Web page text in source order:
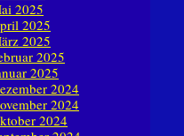
2025
2025
2025
2025
2025
2024
2024
2024